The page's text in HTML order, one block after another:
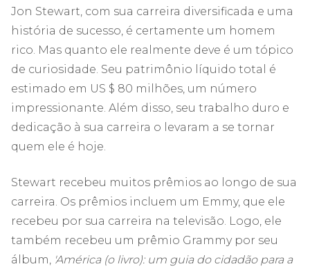
Jon Stewart, com sua carreira diversificada e uma
história de sucesso, é certamente um homem
rico. Mas quanto ele realmente deve é ​​um tópico
de curiosidade. Seu patrimônio líquido total é
estimado em US $ 80 milhões, um número
impressionante. Além disso, seu trabalho duro e
dedicação à sua carreira o levaram a se tornar
quem ele é hoje.
Stewart recebeu muitos prêmios ao longo de sua
carreira. Os prêmios incluem um Emmy, que ele
recebeu por sua carreira na televisão. Logo, ele
também recebeu um prêmio Grammy por seu
álbum,
'América (o livro): um guia do cidadão para a